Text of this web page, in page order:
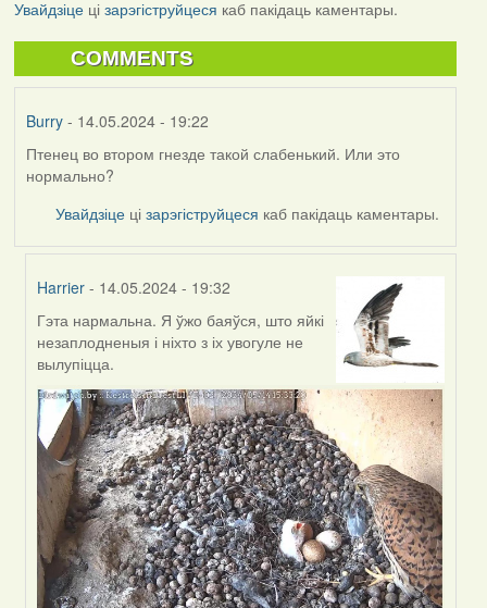
Увайдзіцеці зарэгіструйцеся каб пакідаць каментары.
COMMENTS
Burry- 14.05.2024 - 19:22
Птенец во втором гнезде такой слабенький. Или это
нормально?
Увайдзіце цізарэгіструйцеся каб пакідаць каментары.
Harrier - 14.05.2024 - 19:32
In
reply
to
by
Burry
Гэта нармальна. Я ўжо баяўся, што яйкі
незаплодненыя і ніхто з іх увогуле не
вылупіцца.